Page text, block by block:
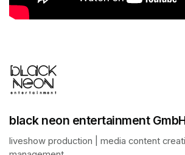
black neon entertainment
liveshow production | media content